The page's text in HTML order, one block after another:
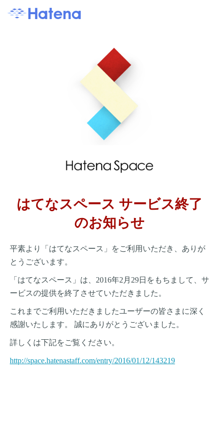
はてなスペース サービス終了
のお知らせ
平素より「はてなスペース」をご利用いただき、ありが
とうございます。
「はてなスペース」は、2016年2月29日をもちまして、 サ
ービスの提供を終了させていただきました。
これまでご利用いただきましたユーザーの皆さまに深く
感謝いたします。
誠にありがとうございました。
詳しくは下記をご覧ください。
http://space.hatenastaff.com/entry/2016/01/12/143219